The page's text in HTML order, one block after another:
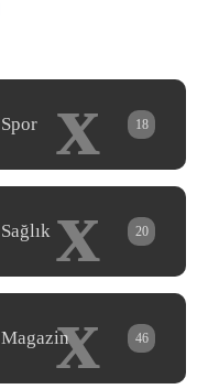
x
Spor 18
x
Sağlık 20
x
Magazin 46